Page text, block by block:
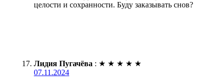
целости и сохранности. Буду заказывать снов?
Лидия Пугачёва : ★ ★ ★ ★ ★
07.11.2024